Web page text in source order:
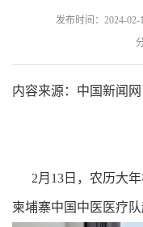
发布时间：2024-02-
内容来源：中国新闻网
2月13日，农历大年
柬埔寨中国中医医疗